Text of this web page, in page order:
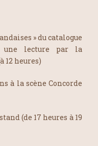
» du catalogue
une lecture par la
12 heures)
à la scène Concorde
(de 17 heures à 19